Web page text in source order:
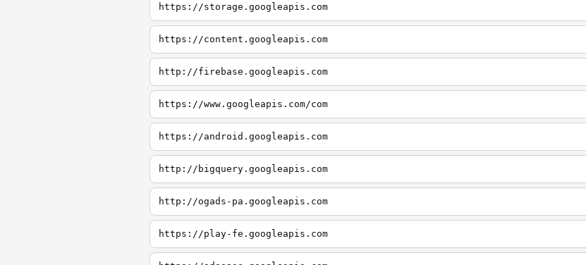
https://storage.googleapis.com
https://content.googleapis.com
http://firebase.googleapis.com
https://www.googleapis.com/com
https://android.googleapis.com
http://bigquery.googleapis.com
http://ogads-pa.googleapis.com
https://play-fe.googleapis.com